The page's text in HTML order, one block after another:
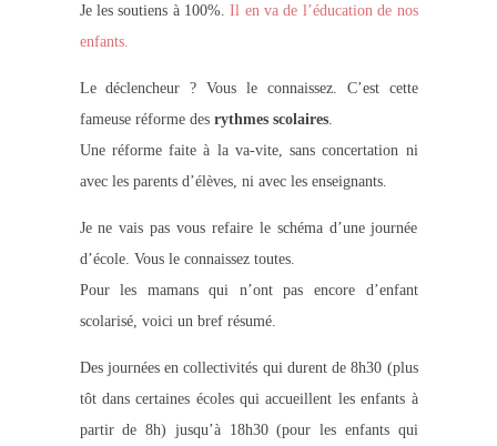
Je les soutiens à 100%. Il en va de l’éducation de nos
enfants.
Le déclencheur ? Vous le connaissez. C’est cette
fameuse réforme des rythmes scolaires.
Une réforme faite à la va-vite, sans concertation ni
avec les parents d’élèves, ni avec les enseignants.
Je ne vais pas vous refaire le schéma d’une journée
d’école. Vous le connaissez toutes.
Pour les mamans qui n’ont pas encore d’enfant
scolarisé, voici un bref résumé.
Des journées en collectivités qui durent de 8h30 (plus
tôt dans certaines écoles qui accueillent les enfants à
partir de 8h) jusqu’à 18h30(pour les enfants qui